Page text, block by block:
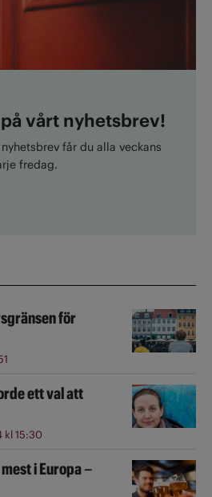
vårt nyhetsbrev!
får du alla veckans
fredag.
för
ett val att
kl 15:30
i Europa –